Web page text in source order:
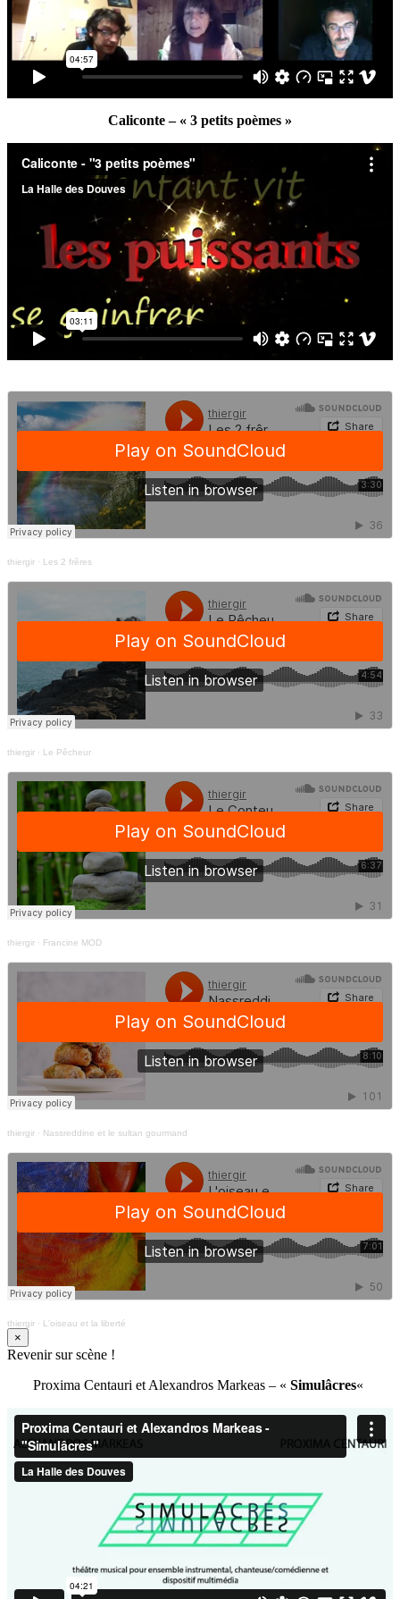
Caliconte – « 3 petits poèmes »
thiergir · Les 2 frêres
thiergir · Le Pêcheur
thiergir · Francine MOD
thiergir · Nassreddine et le sultan gourmand
thiergir · L'oiseau et la liberté
×
Revenir sur scène !
Proxima Centauri et Alexandros Markeas – « Simulâcres«